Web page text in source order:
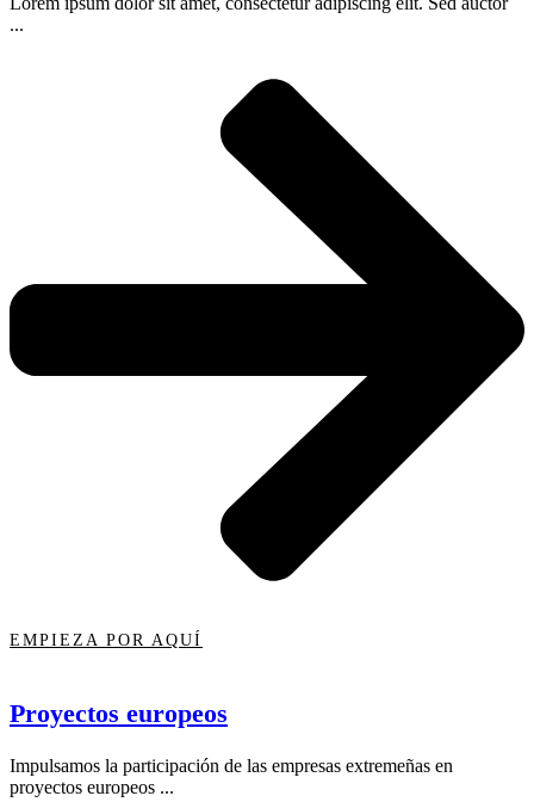
...
EMPIEZA POR AQUÍ
Proyectos europeos
Impulsamos la participación de las empresas extremeñas en
proyectos europeos ...